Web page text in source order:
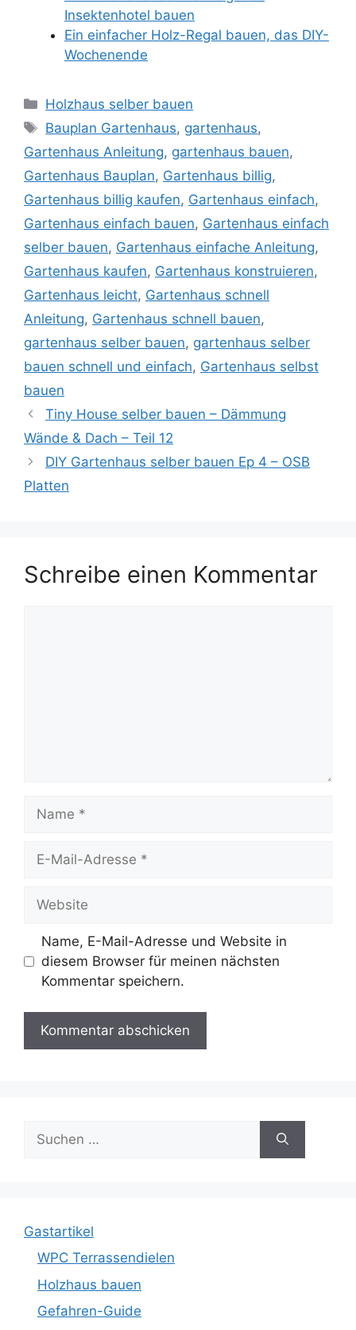
Insektenhotel bauen
Ein einfacher Holz-Regal bauen, das DIY-
Wochenende
Kategorien
Holzhaus selber bauen
Schlagwörter
Bauplan Gartenhaus, gartenhaus,
Gartenhaus Anleitung, gartenhaus bauen,
Gartenhaus Bauplan, Gartenhaus billig,
Gartenhaus billig kaufen, Gartenhaus einfach,
Gartenhaus einfach bauen, Gartenhaus einfach
selber bauen, Gartenhaus einfache Anleitung,
Gartenhaus kaufen, Gartenhaus konstruieren,
Gartenhaus leicht, Gartenhaus schnell
Anleitung, Gartenhaus schnell bauen,
gartenhaus selber bauen, gartenhaus selber
bauen schnell und einfach, Gartenhaus selbst
bauen
Tiny House selber bauen – Dämmung
Wände & Dach – Teil 12
DIY Gartenhaus selber bauen Ep 4 – OSB
Platten
Schreibe einen Kommentar
Name
Website
Name, E-Mail-Adresse und Website in
diesem Browser für meinen nächsten
Kommentar speichern.
nach:
Gastartikel
WPC Terrassendielen
Holzhaus bauen
Gefahren-Guide